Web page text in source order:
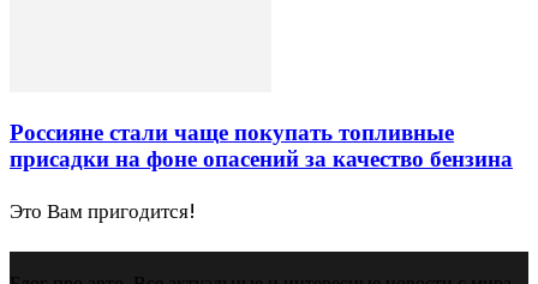
Россияне стали чаще покупать топливные
присадки на фоне опасений за качество бензина
Это Вам пригодится!